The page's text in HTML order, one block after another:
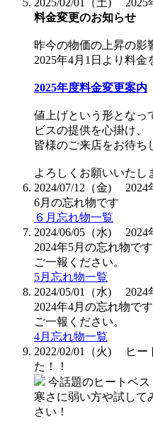
2025/02/01（土)
料金変更のお知らせ
昨今の物価の上昇の影
2025年4月1日より料金
2025年度料金変更案内
値上げという形となっ
ビスの提供を心掛け、
皆様のご来店をお待ち
よろしくお願いいたし
2024/07/12（金)
2024
6月の忘れ物です
６月忘れ物一覧
2024/06/05（水)
2024
2024年5月の忘れ物で
ご一報ください。
5月忘れ物一覧
2024/05/01（水)
2024
2024年4月の忘れ物で
ご一報ください。
4月忘れ物一覧
2022/02/01（火)
ヒー
た！！
今話題のヒートベス
寒さに弱い方や試して
さい！